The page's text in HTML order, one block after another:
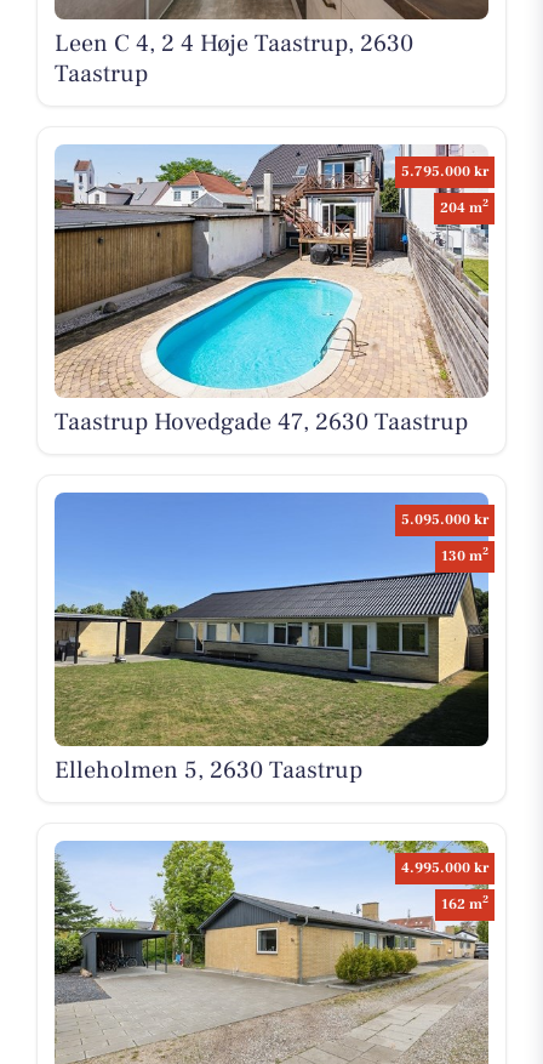
Leen C 4, 2 4 Høje Taastrup, 2630
Taastrup
5.795.000 kr
204 m2
Taastrup Hovedgade 47, 2630 Taastrup
5.095.000 kr
130 m2
Elleholmen 5, 2630 Taastrup
4.995.000 kr
162 m2